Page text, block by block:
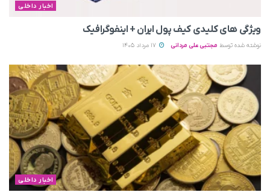
اخبار داخلی
ویژگی های کلیدی کیف پول ایران + اینفوگرافیک
نوشته شده توسط مجتبی علی مردانی
اخبار داخلی